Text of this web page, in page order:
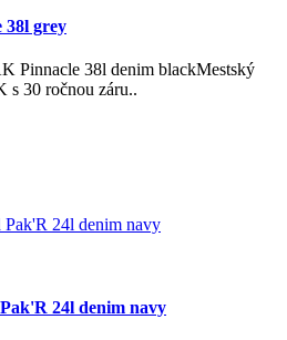
38l grey
Pinnacle 38l denim blackMestský
s 30 ročnou záru..
24l denim navy